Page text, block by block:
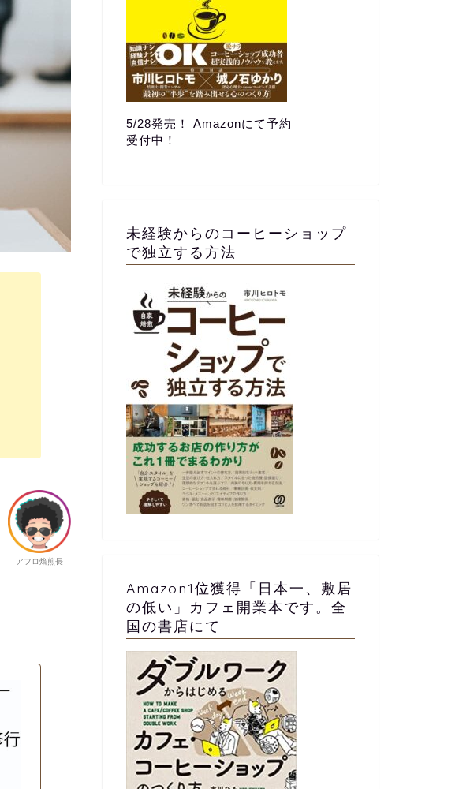
アフロ焙煎長
5/28発売！ Amazonにて予約
受付中！
未経験からのコーヒーショップ
で独立する方法
Amazon1位獲得「日本一、敷居
の低い」カフェ開業本です。全
国の書店にて